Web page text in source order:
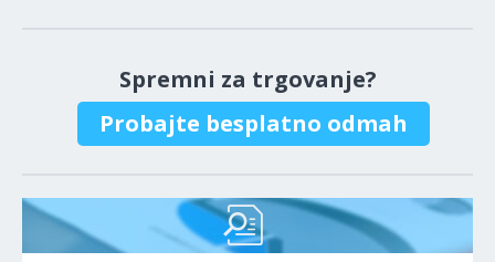
Spremni za trgovanje?
Probajte besplatno odmah